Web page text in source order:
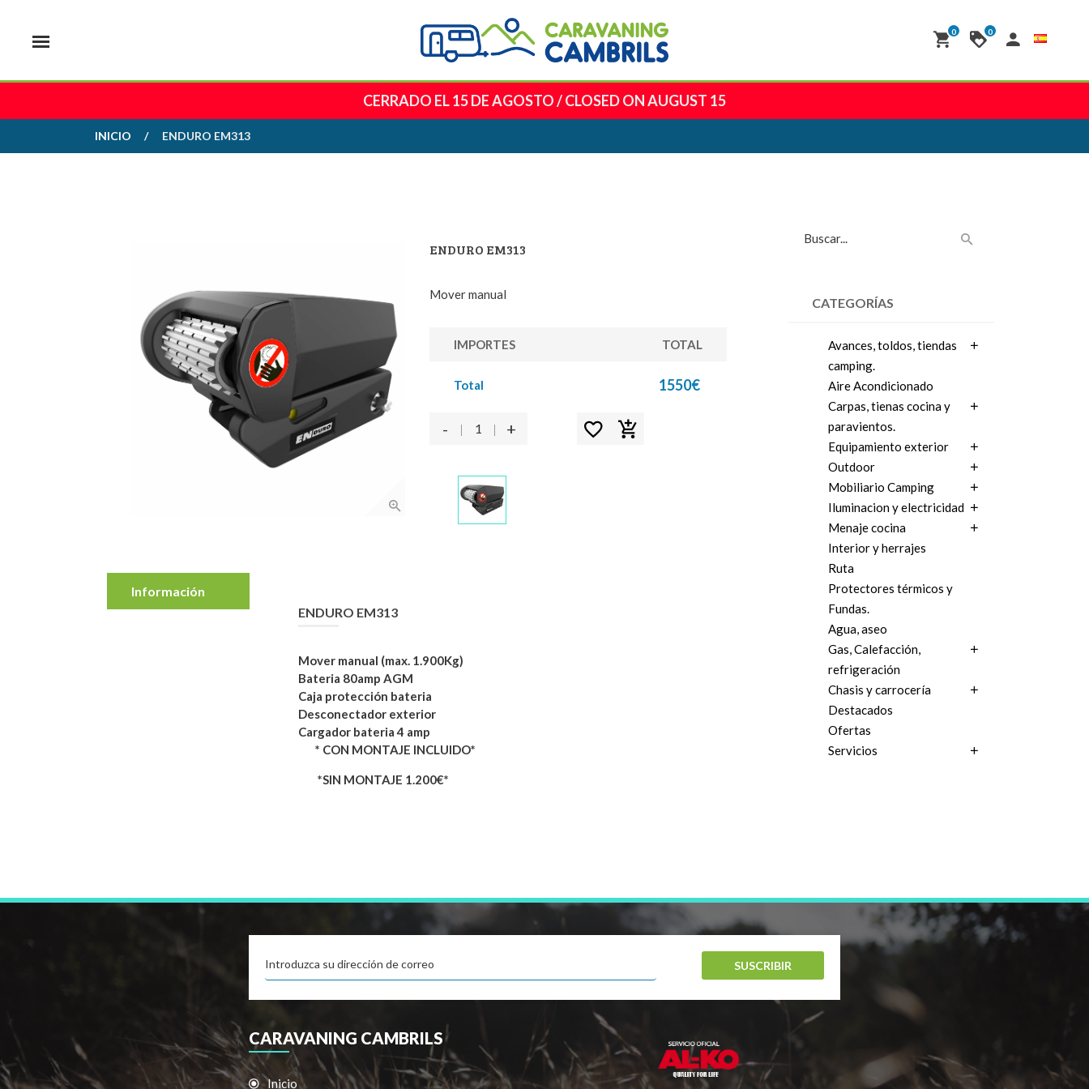
0 0
CERRADO EL 15 DE AGOSTO/CLOSED ON AUGUST 15
INICIO ENDURO EM313
ENDURO EM313
Mover manual
IMPORTES TOTAL
Total €
1550
- +
Información
ENDURO EM313
Mover manual (max. 1.900Kg)
Bateria 80amp AGM
Caja protección bateria
Desconectador exterior
Cargador bateria 4 amp
* CON MONTAJE INCLUIDO*
*SIN MONTAJE 1.200€*
CATEGORÍAS
Avances, toldos, tiendas
camping.
Aire Acondicionado
Carpas, tienas cocina y
paravientos.
Equipamiento exterior
Outdoor
Mobiliario Camping
Iluminacion y electricidad
Menaje cocina
Interior y herrajes
Ruta
Protectores térmicos y
Fundas.
Agua, aseo
Gas, Calefacción,
refrigeración
Chasis y carrocería
Destacados
Ofertas
Servicios
SUSCRIBIR
CARAVANING CAMBRILS
Inicio